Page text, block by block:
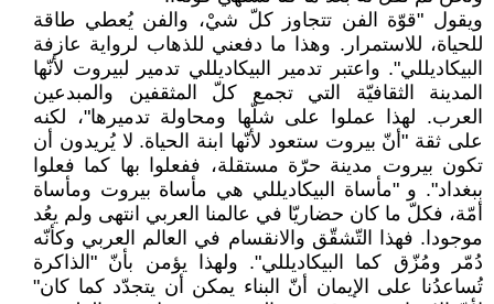
ويقول "قوّة الفن تتجاوز كلّ شيْ، والفن يُعطي طاقة
للحياة، للاستمرار. وهذا ما دفعني للذهاب لرواية عازفة
البيكاديللي". واعتبر تدمير البيكاديللي تدمير لبيروت لأنّها
المدينة الثقافيّة التي تجمع كلّ المثقفين والمبدعين
العرب. لهذا عملوا على شلّها ومحاولة تدميرها"، لكنه
على ثقة "أنّ بيروت ستعود لأنّها ابنة الحياة. لا يُريدون أن
تكون بيروت مدينة حرّة مستقلة، ففعلوا بها كما فعلوا
ببغداد". و "مأساة البيكاديللي هي مأساة بيروت ومأساة
أمّة، فكلّ ما كان حضاريّا في عالمنا العربي انتهى ولم يعُد
موجودا. فهذا التّشقّق والانقسام في العالم العربي وكأنّه
دُمّر ومُزّق كما البيكاديللي". ولهذا يؤمن بأنّ "الذاكرة
تُساعدُنا على الإيمان أنّ البناء يمكن أن يتجدّد كما كان"